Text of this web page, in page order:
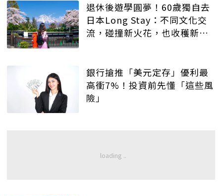
退休後遊學圓夢！60歲獨自去
日本Long Stay：不同文化交
流，碰撞新火花，也收穫新友
銀行搶推「美元定存」優利最
高衝7%！投資前先懂「這些風
險」